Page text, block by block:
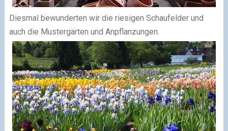
Diesmal bewunderten wir die riesigen Schaufelder und
auch die Mustergärten und Anpflanzungen.